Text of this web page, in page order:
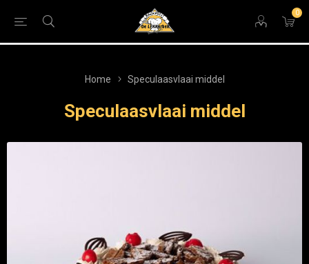
0
Home Speculaasvlaai middel
Speculaasvlaai middel